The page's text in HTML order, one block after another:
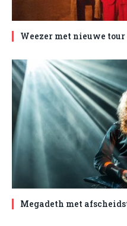
Weezer met nieuwe
Megadeth met